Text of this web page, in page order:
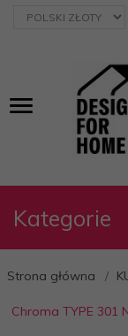
currency_h
Kategorie
Strona główna
Chroma TYPE 301